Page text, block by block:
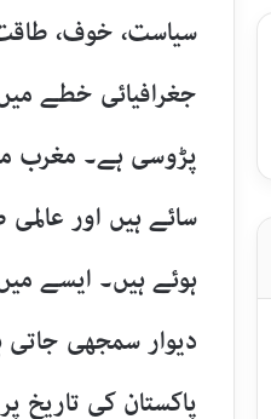
سیاست، خوف،
جغرافیائی خطے
پڑوسی ہے۔ مغرب
سائے ہیں اور
ہوئے ہیں۔ ایسے
دیوار سمجھی جاتی
پاکستان کی